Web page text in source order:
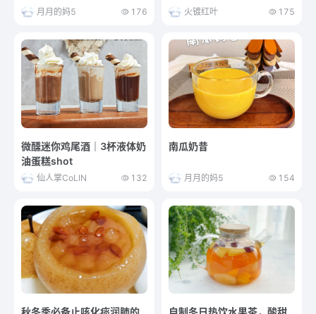
月月的妈5 176 火镀红叶 175
微醺迷你鸡尾酒｜3杯液体奶
油蛋糕shot
仙人掌CoLIN 132
南瓜奶昔
月月的妈5 154
秋冬季必备止咳化痰润肺的 自制冬日热饮水果茶，酸甜